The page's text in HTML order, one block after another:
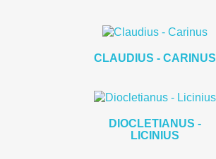
CLAUDIUS - CARINUS
DIOCLETIANUS -
LICINIUS